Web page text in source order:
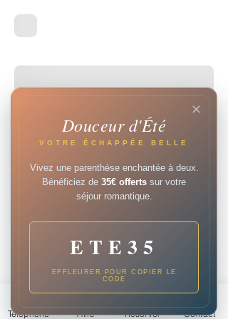
Téléphone Avis Réserver Contact
✕
Douceur d'Été
VOTRE ÉCHAPPÉE BELLE
Vivez une parenthèse enchantée à deux.
Bénéficiez de 35€ offerts sur votre
séjour romantique.
ETE35
EFFLEURER POUR COPIER LE
CODE